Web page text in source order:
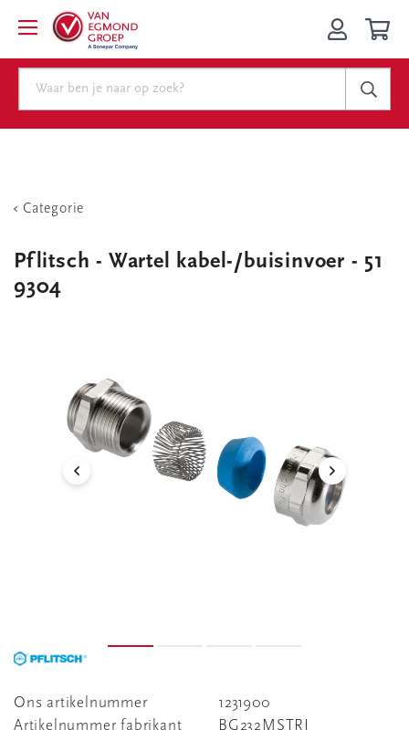
Categorie
Pflitsch - Wartel kabel-/buisinvoer - 51
9304
Ons artikelnummer
1231900
Artikelnummer fabrikant
BG232MSTRI